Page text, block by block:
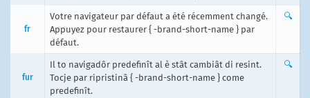
fr
Votre navigateur par défaut a été récemment changé.
Appuyez pour restaurer { -brand-short-name } par
défaut.
🔍
fur
Il to navigadôr predefinît al è stât cambiât di resint.
Tocje par ripristinâ { -brand-short-name } come
predefinît.
🔍